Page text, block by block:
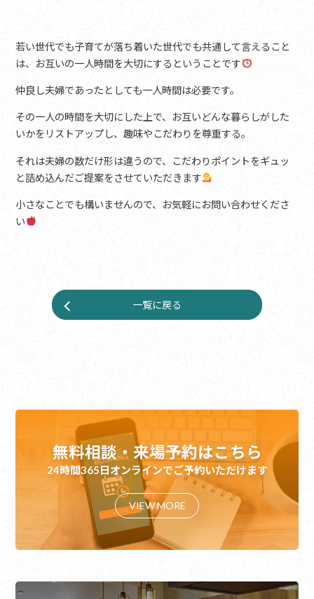
若い世代でも子育てが落ち着いた世代でも共通して言えること
は、お互いの一人時間を大切にするということです
仲良し夫婦であったとしても一人時間は必要です。
その一人の時間を大切にした上で、お互いどんな暮らしがした
いかをリストアップし、趣味やこだわりを尊重する。
それは夫婦の数だけ形は違うので、こだわりポイントをギュッ
と詰め込んだご提案をさせていただきます
小さなことでも構いませんので、お気軽にお問い合わせくださ
い
一覧に戻る
無料相談・来場予約はこちら
24時間365日オンラインでご予約いただけます
VIEW MORE